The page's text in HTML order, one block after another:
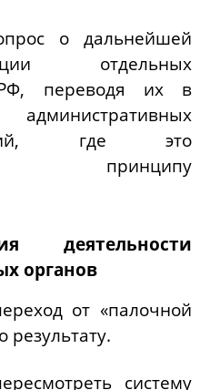
о дальнейшей
отдельных
переводя их в
где это
принципу
деятельности
органов
от «палочной
результату.
систему